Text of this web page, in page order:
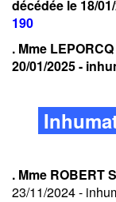
décédée le 18/
190
. Mme
20/01/2025 -
. Mme ROBERT
23/11/2024 -